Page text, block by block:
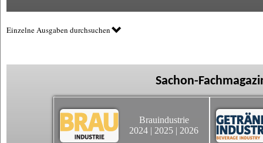
Einzelne Ausgaben durchsuchen
Sachon-
Brauindustrie
2024 | 2025 | 2026